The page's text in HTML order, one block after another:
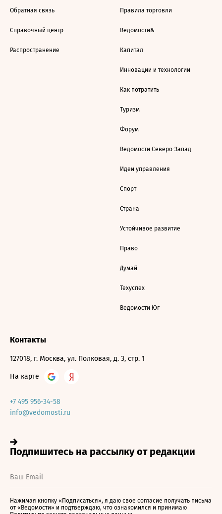
Обратная связь
Справочный центр
Распространение
Правила торговли
Ведомости&
Капитал
Инновации и технологии
Как потратить
Туризм
Форум
Ведомости Северо-Запад
Идеи управления
Спорт
Страна
Устойчивое развитие
Право
Думай
Техуспех
Ведомости Юг
Контакты
127018, г. Москва, ул. Полковая, д. 3, стр. 1
На карте
+7 495 956-34-58
info@vedomosti.ru
Нажимая кнопку «Подписаться», я даю свое согласие получать письма
от «Ведомости» и подтверждаю, что ознакомился и принимаю